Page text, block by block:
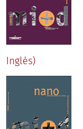
Inglés)